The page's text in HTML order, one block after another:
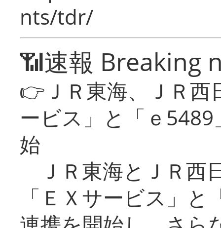
nts/tdr/
📶速報 Breaking
👉ＪＲ東海、ＪＲ
ービス」と「ｅ
始
ＪＲ東海とＪＲ西
「ＥＸサービス」